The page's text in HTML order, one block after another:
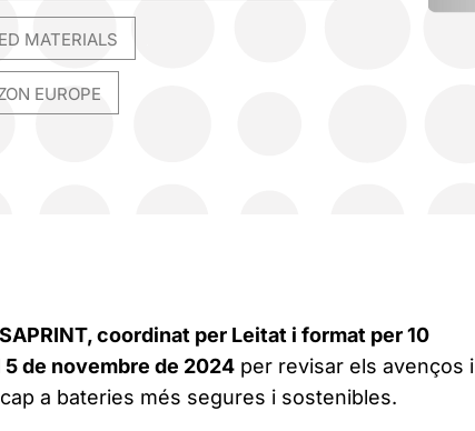
MATERIALS
EUROPE
coordinat per Leitat i format per 10
de novembre de 2024per revisar els avenços i
a bateries més segures i sostenibles.